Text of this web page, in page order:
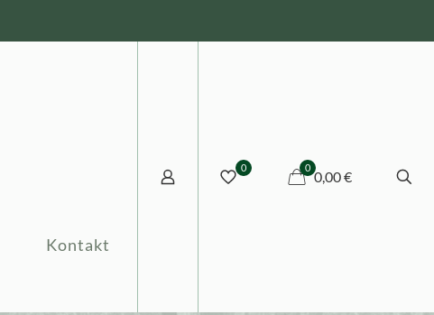
Kontakt
0 0
0,00 €